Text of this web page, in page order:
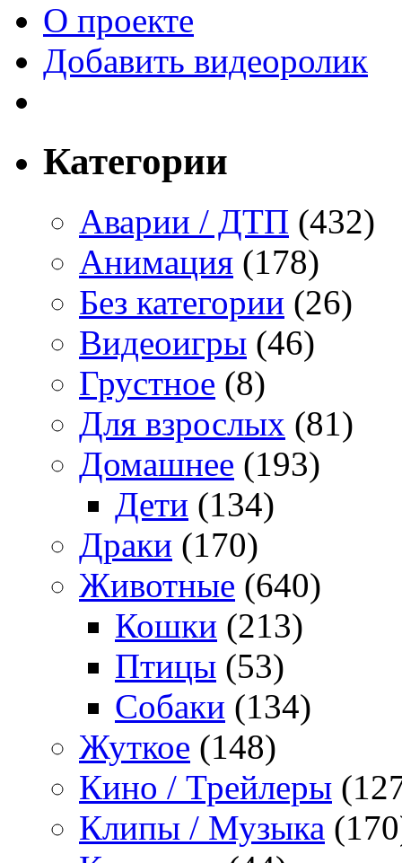
О проекте
Добавить видеоролик
Категории
Аварии / ДТП (432)
Анимация (178)
Без категории (26)
Видеоигры (46)
Грустное (8)
Для взрослых (81)
Домашнее (193)
Дети (134)
Драки (170)
Животные (640)
Кошки (213)
Птицы (53)
Собаки (134)
Жуткое (148)
Кино / Трейлеры
Клипы / Музыка